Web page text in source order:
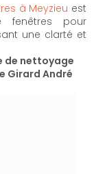
à Meyzieu est
fenêtres pour
une clarté et
de nettoyage
Girard André